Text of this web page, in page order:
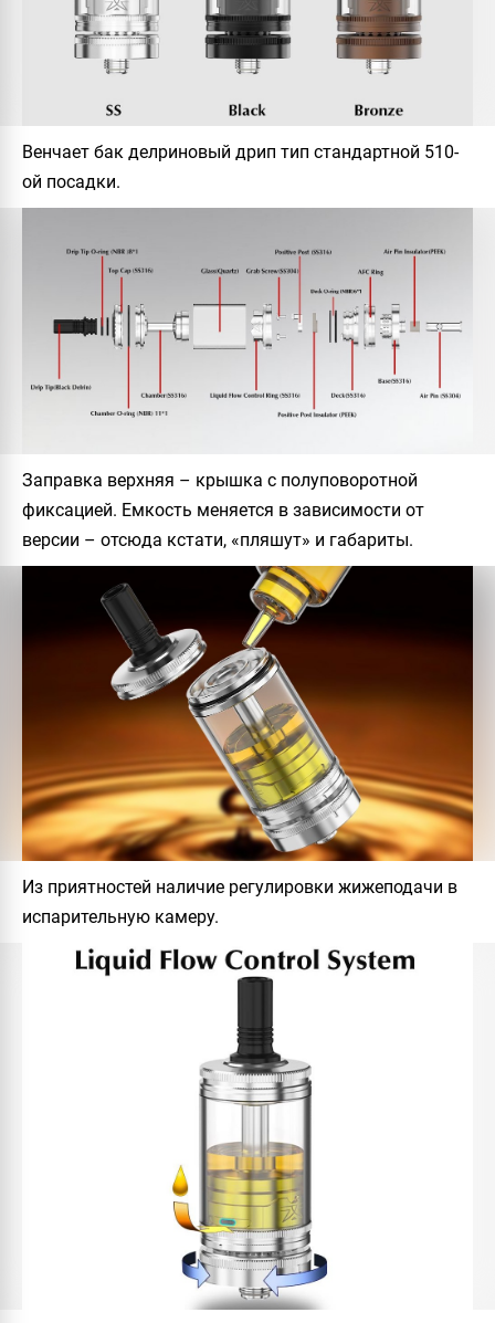
Венчает бак делриновый дрип тип стандартной 510-
ой посадки.
Заправка верхняя – крышка с полуповоротной
фиксацией. Емкость меняется в зависимости от
версии – отсюда кстати, «пляшут» и габариты.
Из приятностей наличие регулировки жижеподачи в
испарительную камеру.